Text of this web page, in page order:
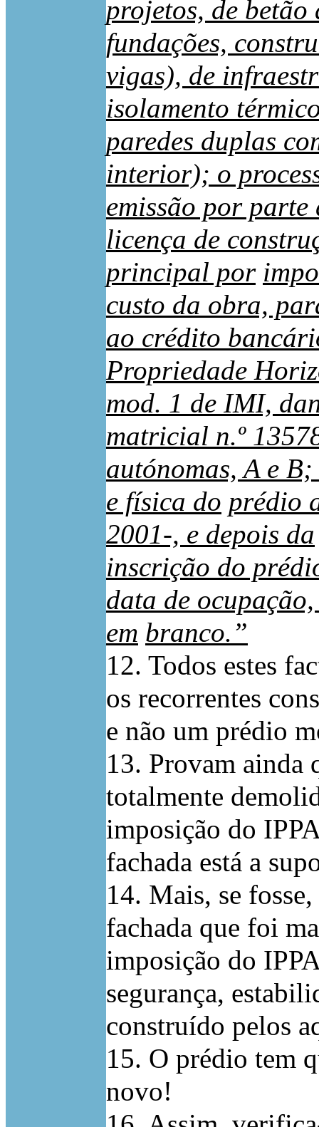
projetos, de
fundações,
vigas), de
isolamento
paredes duplas
interior); o
emissão por
licença de
principal por
custo da obra,
ao crédito
Propriedade
mod. 1 de IMI,
matricial n.º
autónomas, A e
e física do prédio
2001-, e depois da
inscrição do
data de
em branco.”
12. Todos estes
os recorrentes
e não um prédio
13. Provam ainda
totalmente
imposição do
fachada está a
14. Mais, se
fachada que foi
imposição do
segurança,
construído pelos
15. O prédio tem
novo!